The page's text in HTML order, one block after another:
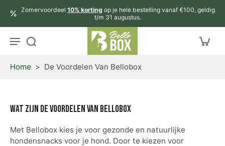
Zomervoordeel 10% korting op je hele bestelling vanaf €100, geldig
t/m 31 augustus.
Home > De Voordelen Van Bellobox
Wat zijn de voordelen van Bellobox
Met Bellobox kies je voor gezonde en natuurlijke
hondensnacks voor je hond. Door te kiezen voor